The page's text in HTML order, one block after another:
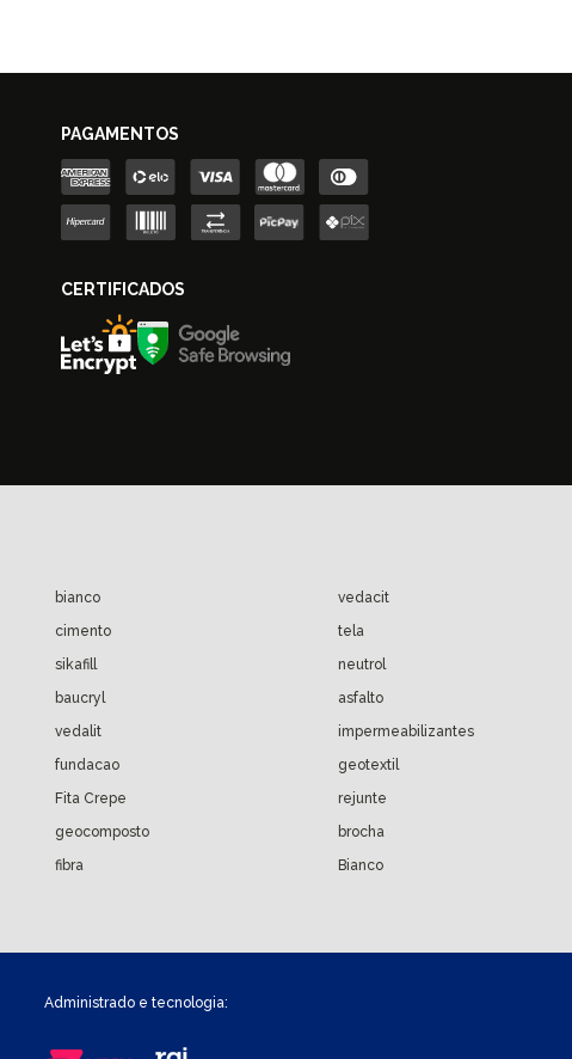
bianco
vedacit
cimento
tela
sikafill
neutrol
baucryl
asfalto
vedalit
impermeabilizantes
fundacao
geotextil
Fita Crepe
rejunte
geocomposto
brocha
fibra
Bianco